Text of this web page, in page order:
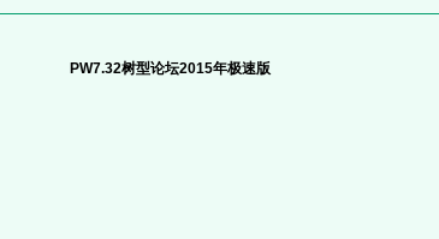
PW7.32树型论坛2015年极速版